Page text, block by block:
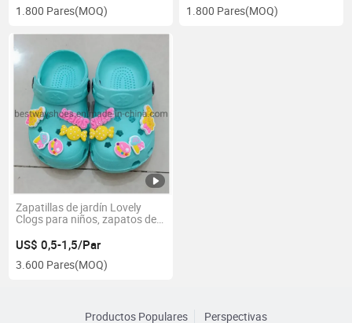
1.800 Pares(MOQ) 1.800 Pares(MOQ)
Zapatillas de jardín Lovely
Clogs para niños, zapatos de
US$ 0,5-1,5/Par
3.600 Pares(MOQ)
Productos Populares Perspectivas